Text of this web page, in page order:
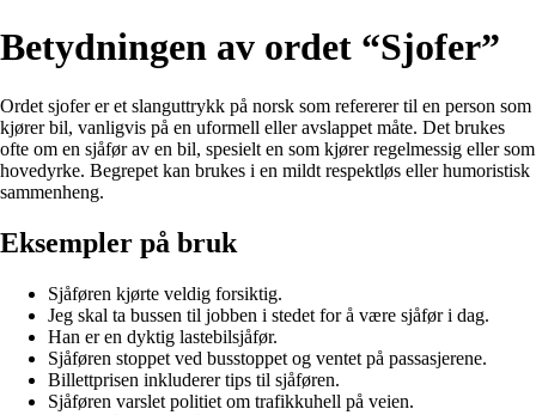
Betydningen av ordet “Sjofer”
Ordet sjofer er et slanguttrykk på norsk som refererer til en person som
kjører bil, vanligvis på en uformell eller avslappet måte. Det brukes
ofte om en sjåfør av en bil, spesielt en som kjører regelmessig eller som
hovedyrke. Begrepet kan brukes i en mildt respektløs eller humoristisk
sammenheng.
Eksempler på bruk
Sjåføren kjørte veldig forsiktig.
Jeg skal ta bussen til jobben i stedet for å være sjåfør i dag.
Han er en dyktig lastebilsjåfør.
Sjåføren stoppet ved busstoppet og ventet på passasjerene.
Billettprisen inkluderer tips til sjåføren.
Sjåføren varslet politiet om trafikkuhell på veien.